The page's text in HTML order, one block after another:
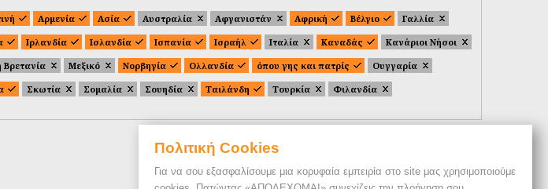
Πολιτική Cookies
Για να σου εξασφαλίσουμε μια κορυφαία εμπειρία στο site μας χρησιμοποιούμε
Αρμενία Ασία Αυστραλία Αφγανιστάν Αφρική Βέλγιο
Γαλλία
Ιρλανδία Ισλανδία Ισπανία Ισραήλ Ιταλία Καναδάς
Κανάριοι Νήσοι
Μεξικό Νορβηγία Ολλανδία όπου γης και πατρίς
Ουγγαρία
Σκωτία Σομαλία Σουηδία Ταιλάνδη Τουρκία Φιλανδία